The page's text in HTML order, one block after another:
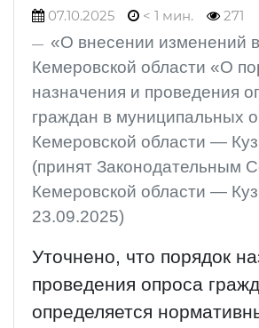
07.10.2025 < 1 мин. 271
«О внесении изменений
Кемеровской области «О
назначения и проведения
граждан в муниципальных
Кемеровской области —
(принят Законодательным
Кемеровской области —
23.09.2025)
Уточнено, что порядок
проведения опроса
определяется